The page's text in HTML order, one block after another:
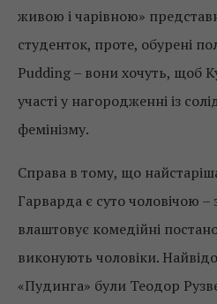
живою і чарівною»
студенток, проте, обурені
Pudding – вони хочуть, щоб
участі у нагородженні із
фемінізму.
Справа в тому, що
Гарварда є суто чоловічою –
влаштовує комедійні
виконують чоловіки.
«Пудинга» були Теодор